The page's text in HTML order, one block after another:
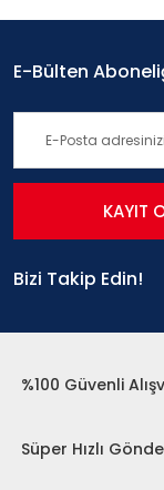
E-Bülten
KAYIT
Bizi Takip Edin!
%100 Güvenli
Süper Hızlı